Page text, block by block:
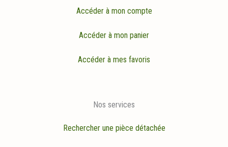
Accéder à mon compte
Accéder à mon panier
Accéder à mes favoris
Nos services
Rechercher une pièce détachée